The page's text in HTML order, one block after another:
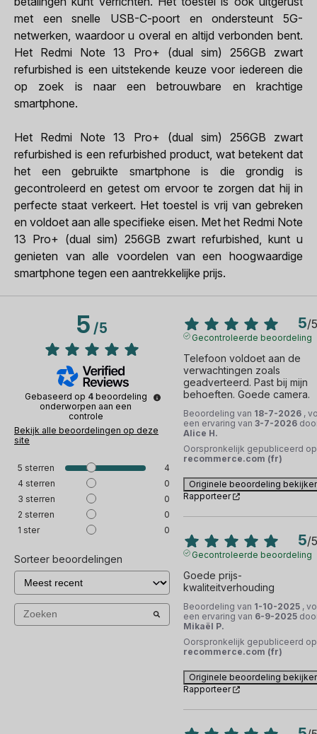
met een snelle USB-C-poort en ondersteunt 5G-
netwerken, waardoor u overal en altijd verbonden bent.
Het Redmi Note 13 Pro+ (dual sim) 256GB zwart
refurbished is een uitstekende keuze voor iedereen die
op zoek is naar een betrouwbare en krachtige
smartphone.
Het Redmi Note 13 Pro+ (dual sim) 256GB zwart
refurbished is een refurbished product, wat betekent dat
het een gebruikte smartphone is die grondig is
gecontroleerd en getest om ervoor te zorgen dat hij in
perfecte staat verkeert. Het toestel is vrij van gebreken
en voldoet aan alle specifieke eisen. Met het Redmi Note
13 Pro+ (dual sim) 256GB zwart refurbished, kunt u
genieten van alle voordelen van een hoogwaardige
smartphone tegen een aantrekkelijke prijs.
5/5
Gebaseerd op 4 beoordeling
onderworpen aan een
controle
Bekijk alle beoordelingen op deze
site
5 sterren
4
4 sterren
0
3 sterren
0
2 sterren
0
1 ster 0
Sorteer beoordelingen
5/5
Gecontroleerde beoordeling
Telefoon voldoet aan de
verwachtingen zoals
geadverteerd. Past bij mijn
behoeften. Goede camera.
Beoordeling van 18-7-2026 ,
een ervaring van 3-7-2026
Alice H.
Oorspronkelijk gepubliceerd op
recommerce.com (fr)
Originele beoordeling
Rapporteer
5/5
Gecontroleerde beoordeling
Goede prijs-
kwaliteitverhouding
Beoordeling van 1-10-2025 ,
een ervaring van 6-9-2025
Mikaël P.
Oorspronkelijk gepubliceerd op
recommerce.com (fr)
Originele beoordeling
Rapporteer